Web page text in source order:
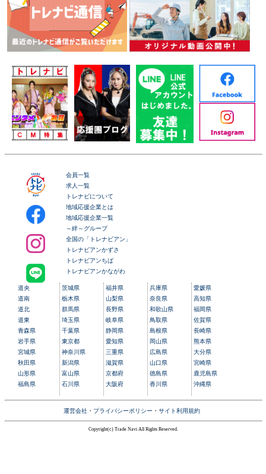
会員一覧
求人一覧
トレナビについて
地域応援企業とは
地域応援企業一覧
～絆～グループ
全国の「トレナビアン」
トレナビアンかずさ
トレナビアンちば
トレナビアンかながわ
道央
道南
道北
道東
青森県
岩手県
宮城県
秋田県
山形県
福島県
茨城県
栃木県
群馬県
埼玉県
千葉県
東京都
神奈川県
新潟県
富山県
石川県
福井県
山梨県
長野県
岐阜県
静岡県
愛知県
三重県
滋賀県
京都府
大阪府
兵庫県
奈良県
和歌山県
鳥取県
島根県
岡山県
広島県
山口県
徳島県
香川県
愛媛県
高知県
福岡県
佐賀県
長崎県
熊本県
大分県
宮崎県
鹿児島県
沖縄県
運営会社・ プライバシーポリシー ・ サイト利用規約
Copyright(c) Trade Navi All Rights Reserved.